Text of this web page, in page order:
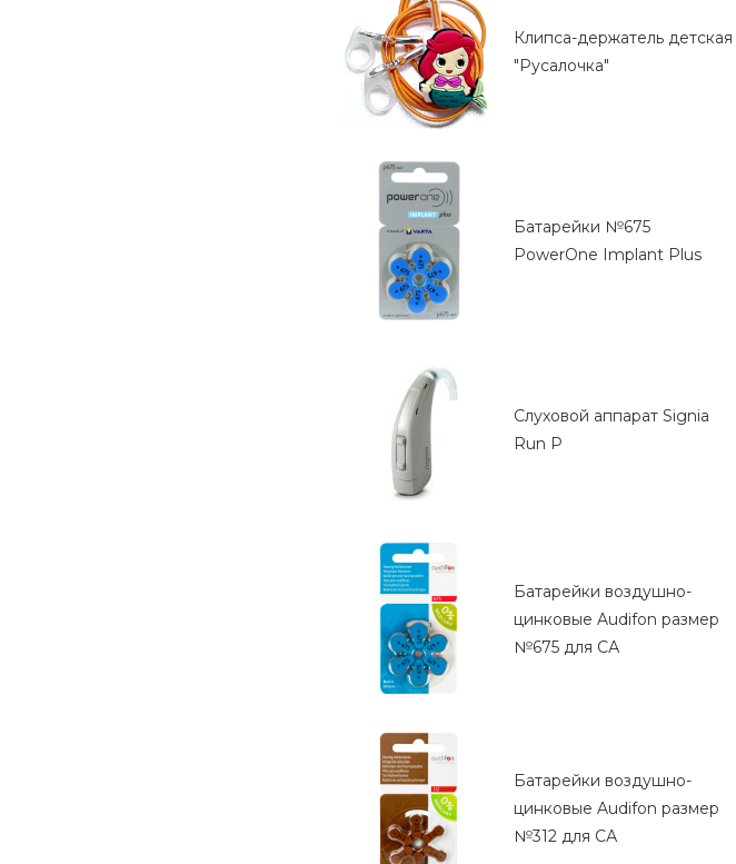
Клипса-держатель детская
"Русалочка"
Батарейки №675
PowerOne Implant Plus
Cлуховой аппарат Signia
Run P
Батарейки воздушно-
цинковые Audifon размер
№675 для СА
Батарейки воздушно-
цинковые Audifon размер
№312 для СА